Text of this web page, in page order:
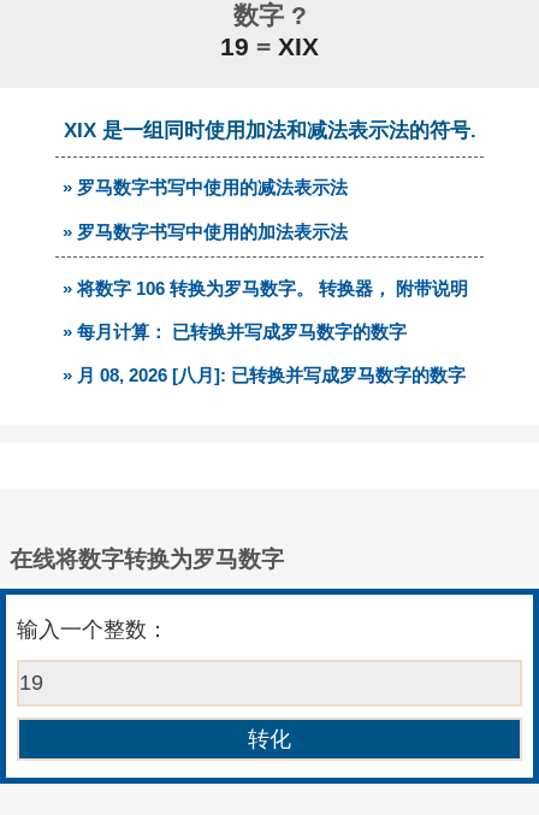
数字 ?
19 = XIX
XIX 是一组同时使用加法和减法表示法的符号.
» 罗马数字书写中使用的减法表示法
» 罗马数字书写中使用的加法表示法
» 将数字 106 转换为罗马数字。 转换器， 附带说明
» 每月计算： 已转换并写成罗马数字的数字
» 月 08, 2026 [八月]: 已转换并写成罗马数字的数字
在线将数字转换为罗马数字
输入一个整数：